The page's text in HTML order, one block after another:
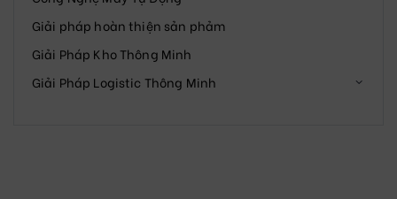
Giải pháp hoàn thiện sản phảm
Giải Pháp Kho Thông Minh
Giải Pháp Logistic Thông Minh